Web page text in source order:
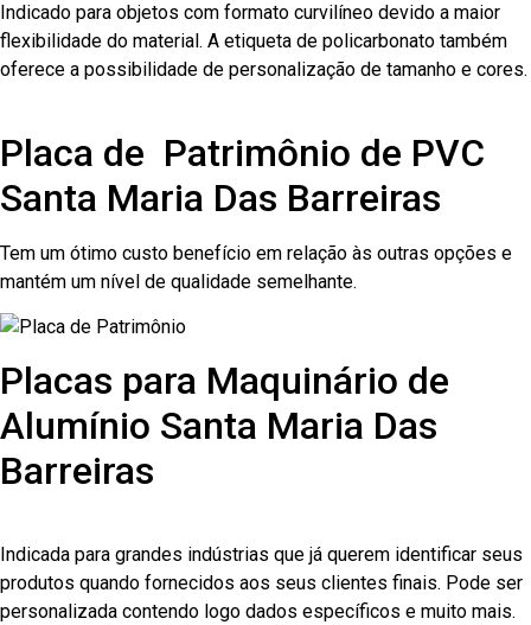
Indicado para objetos com formato curvilíneo devido a maior
flexibilidade do material. A etiqueta de policarbonato também
oferece a possibilidade de personalização de tamanho e cores.
Placa de Patrimônio de PVC
Santa Maria Das Barreiras
Tem um ótimo custo benefício em relação às outras opções e
mantém um nível de qualidade semelhante.
Placas para Maquinário de
Alumínio Santa Maria Das
Barreiras
Indicada para grandes indústrias que já querem identificar seus
produtos quando fornecidos aos seus clientes finais. Pode ser
personalizada contendo logo dados específicos e muito mais.